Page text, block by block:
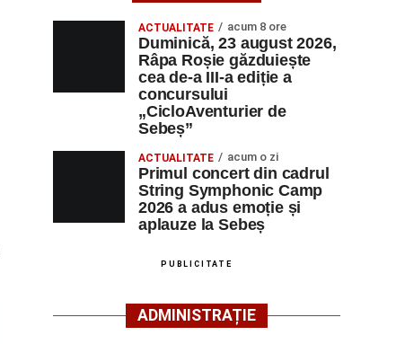
ACTUALITATE acum 8 ore
Duminică, 23 august 2026,
Râpa Roșie găzduiește
cea de-a III-a ediție a
concursului
„CicloAventurier de
Sebeș”
ACTUALITATE acum o zi
Primul concert din cadrul
String Symphonic Camp
2026 a adus emoție și
aplauze la Sebeș
PUBLICITATE
ADMINISTRAȚIE